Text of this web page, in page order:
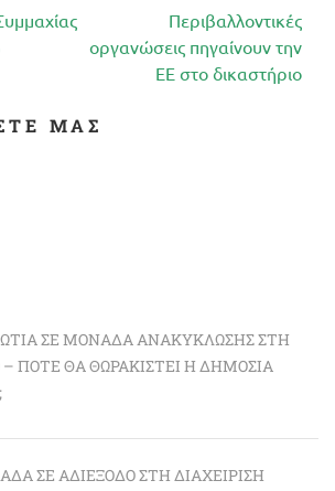
Περιβαλλοντικές
οργανώσεις πηγαίνουν την
ΕΕ στο δικαστήριο
ΜΑΣ
ΣΕ ΜΟΝΆΔΑ ΑΝΑΚΎΚΛΩΣΗΣ ΣΤΗ
– ΠΌΤΕ ΘΑ ΘΩΡΑΚΙΣΤΕΊ Η ΔΗΜΌΣΙΑ
ΣΕ ΑΔΙΈΞΟΔΟ ΣΤΗ ΔΙΑΧΕΊΡΙΣΗ